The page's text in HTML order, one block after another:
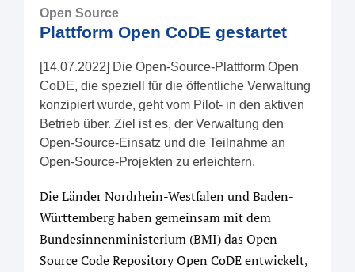
Open Source
Plattform Open CoDE gestartet
[14.07.2022] Die Open-Source-Plattform Open
CoDE, die speziell für die öffentliche Verwaltung
konzipiert wurde, geht vom Pilot- in den aktiven
Betrieb über. Ziel ist es, der Verwaltung den
Open-Source-Einsatz und die Teilnahme an
Open-Source-Projekten zu erleichtern.
Die Länder Nordrhein-Westfalen und Baden-
Württemberg haben gemeinsam mit dem
Bundesinnenministerium (BMI) das Open
Source Code Repository Open CoDE entwickelt,